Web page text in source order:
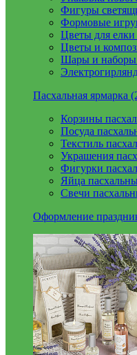
Фигуры
Формовые
Цветы для елки
Цветы и
Шары и наборы
Пасхальная ярмарка
Корзины
Посуда
Текстиль
Украшения
Фигурки
Яйца
Свечи
Оформление